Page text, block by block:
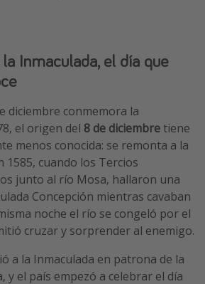
Inmaculada, el día que
diciembre conmemora la
el origen del 8 de diciembre tiene
menos conocida: se remonta a la
1585, cuando los Tercios
junto al río Mosa, hallaron una
Concepción mientras cavaban
noche el río se congeló por el
cruzar y sorprender al enemigo.
a la Inmaculada en patrona de la
y el país empezó a celebrar el día